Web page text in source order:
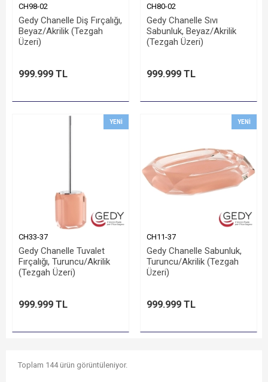
CH98-02
Gedy Chanelle Diş Fırçalığı,
Beyaz/Akrilik (Tezgah
Üzeri)
999.999 TL
CH80-02
Gedy Chanelle Sıvı
Sabunluk, Beyaz/Akrilik
(Tezgah Üzeri)
999.999 TL
YENI
CH33-37
Gedy Chanelle Tuvalet
Fırçalığı, Turuncu/Akrilik
(Tezgah Üzeri)
999.999 TL
YENI
CH11-37
Gedy Chanelle Sabunluk,
Turuncu/Akrilik (Tezgah
Üzeri)
999.999 TL
Toplam 144 ürün görüntüleniyor.